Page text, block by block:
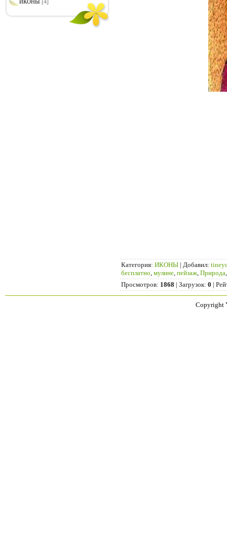
ИКОНЫ [4]
Категория: ИКОНЫ | Добавил:
бесплатно мулине пейзаж Природа
Просмотров: 1868 | Загрузок: 0 |
Copyright